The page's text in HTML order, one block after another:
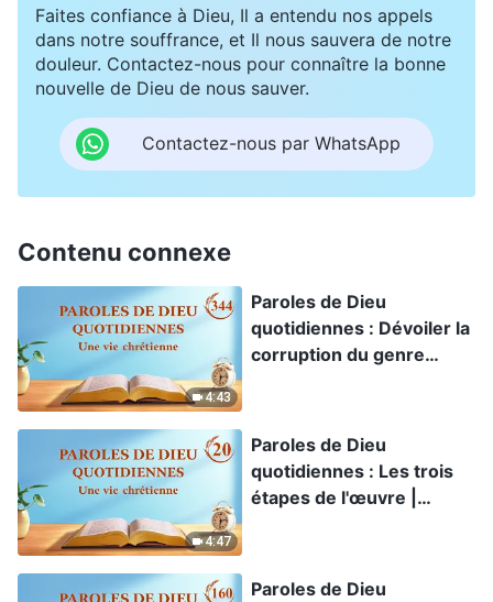
Faites confiance à Dieu, Il a entendu nos appels
dans notre souffrance, et Il nous sauvera de notre
douleur. Contactez-nous pour connaître la bonne
nouvelle de Dieu de nous sauver.
Contactez-nous par WhatsApp
Contenu connexe
4:43
Paroles de Dieu
quotidiennes : Dévoiler la
corruption du genre
4:47
Paroles de Dieu
quotidiennes : Les trois
étapes de l'œuvre |
Paroles de Dieu